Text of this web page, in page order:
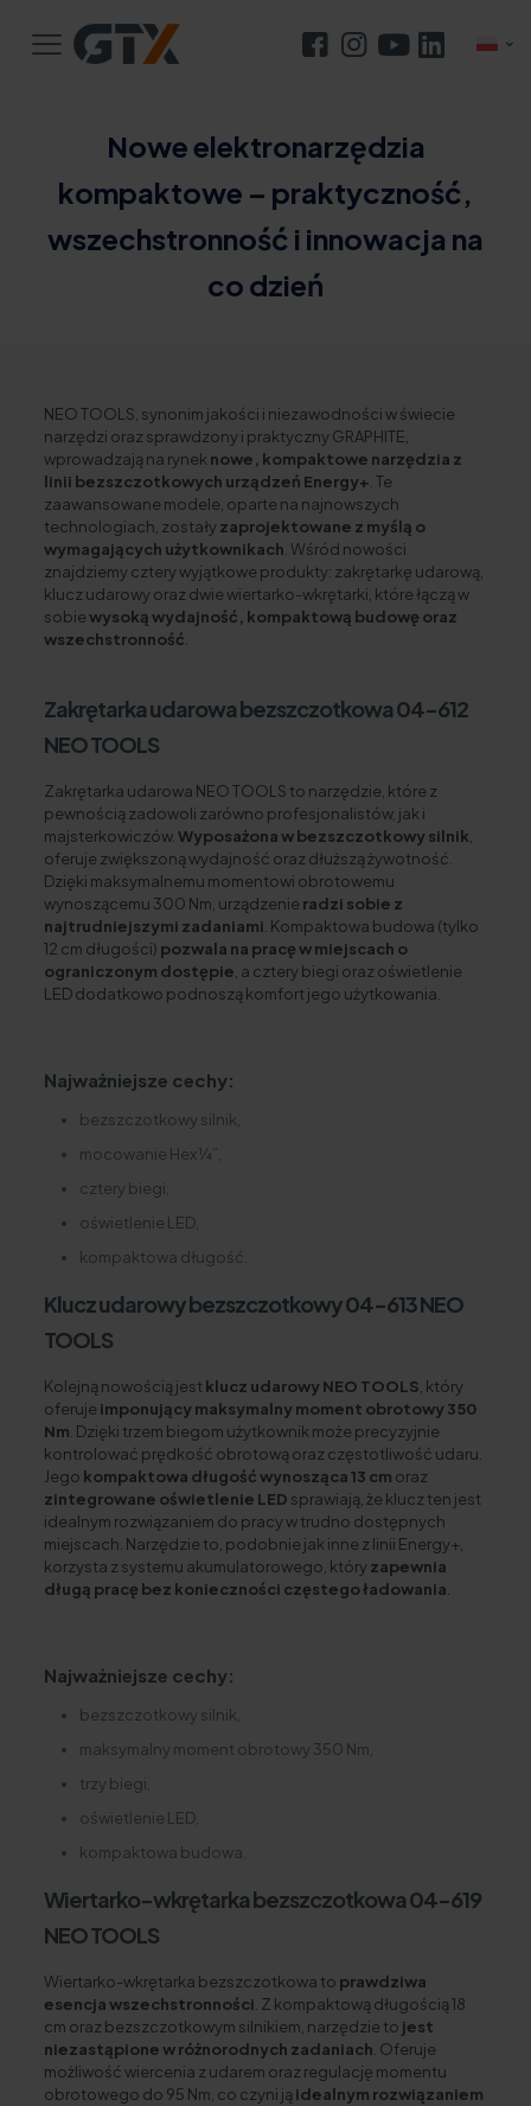
Nowe elektronarzędzia
kompaktowe – praktyczność,
wszechstronność i innowacja na
co dzień
NEO TOOLS, synonim jakości i niezawodności w świecie
narzędzi oraz sprawdzony i praktyczny GRAPHITE,
wprowadzają na rynek nowe, kompaktowe narzędzia z
linii bezszczotkowych urządzeń Energy+ . Te
zaawansowane modele, oparte na najnowszych
technologiach, zostałyzaprojektowane z myślą o
wymagających użytkownikach . Wśród nowości
znajdziemy cztery wyjątkowe produkty: zakrętarkę udarową,
klucz udarowy oraz dwie wiertarko-wkrętarki, które łączą w
sobiewysoką wydajność, kompaktową budowę oraz
wszechstronność
Zakrętarka udarowa bezszczotkowa 04-612
NEO TOOLS
Zakrętarka udarowa NEO TOOLS to narzędzie, które z
pewnością zadowoli zarówno profesjonalistów, jak i
majsterkowiczów. Wyposażona w bezszczotkowy silnik
oferuje zwiększoną wydajność oraz dłuższą żywotność.
Dzięki maksymalnemu momentowi obrotowemu
wynoszącemu 300 Nm, urządzenie radzi sobie z
najtrudniejszymi zadaniami . Kompaktowa budowa (tylko
12 cm długości) pozwala na pracę w miejscach o
ograniczonym dostępie , a cztery biegi oraz oświetlenie
LED dodatkowo podnoszą komfort jego użytkowania.
Najważniejsze cechy:
bezszczotkowy silnik,
mocowanie Hex ¼”,
cztery biegi,
oświetlenie LED,
kompaktowa długość.
Klucz udarowy bezszczotkowy 04-613 NEO
TOOLS
Kolejną nowością jest klucz udarowy NEO TOOLS , który
oferuje imponujący maksymalny moment obrotowy 350
Nm . Dzięki trzem biegom użytkownik może precyzyjnie
kontrolować prędkość obrotową oraz częstotliwość udaru.
Jego kompaktowa długość wynosząca 13 cm oraz
zintegrowane oświetlenie LED sprawiają, że klucz ten jest
idealnym rozwiązaniem do pracy w trudno dostępnych
miejscach. Narzędzie to, podobnie jak inne z linii Energy+,
korzysta z systemu akumulatorowego, któryzapewnia
długą pracę bez konieczności częstego ładowania
Najważniejsze cechy:
bezszczotkowy silnik,
maksymalny moment obrotowy 350 Nm,
trzy biegi,
oświetlenie LED,
kompaktowa budowa.
Wiertarko-wkrętarka bezszczotkowa 04-619
NEO TOOLS
Wiertarko-wkrętarka bezszczotkowa to prawdziwa
esencja wszechstronności . Z kompaktową długością 18
cm oraz bezszczotkowym silnikiem, narzędzie to jest
niezastąpione w różnorodnych zadaniach . Oferuje
możliwość wiercenia z udarem oraz regulację momentu
obrotowego do 95 Nm, co czyni ją idealnym rozwiązaniem